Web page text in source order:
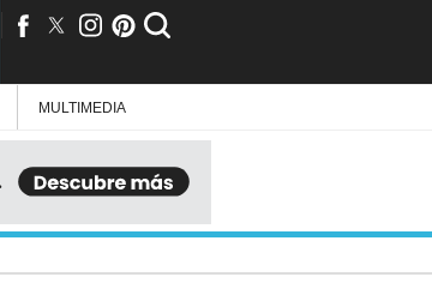
MULTIMEDIA